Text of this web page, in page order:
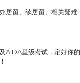
居留、续居留、相关疑难
AIDA星级考试，定好你的